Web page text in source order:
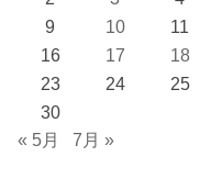
9
10 11
16
17 18
23
24 25
30
« 5月
7月 »